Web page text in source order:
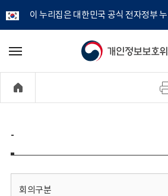
이 누리집은 대한민국 공식 전자정부
개
정
보
메
기
-
회의구분